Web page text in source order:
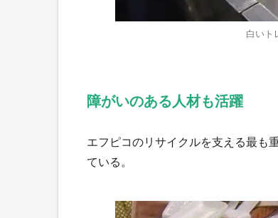
白いト
障がいのある人材も活躍
エフピコのリサイクルを支える最も
ている。